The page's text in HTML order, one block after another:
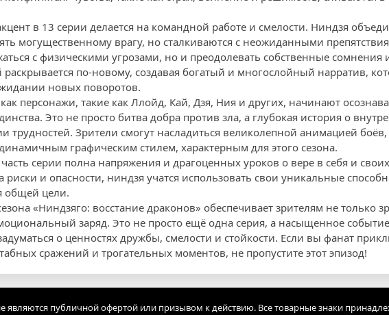
в 13 серии делается на командной работе и смелости. Ниндзя
могущественному врагу, но сталкиваются с неожиданными
с физическими угрозами, но и преодолевать собственные сомнения
раскрывается по-новому, создавая богатый и многослойный нарратив,
новых поворотов.
персонажи, такие как Ллойд, Кай, Дзя, Ния и других, начинают
Это не просто битва добра против зла, а глубокая история о
трудностей. Зрители смогут насладиться великолепной анимацией
графическим стилем, характерным для этого сезона.
серии полна напряжения и драгоценных уроков о вере в себя и
риски и опасности, ниндзя учатся использовать свои уникальные
общей цели.
«Ниндзяго: восстание драконов» обеспечивает зрителям не только
заряд. Это не просто ещё одна серия, а насыщенное
о ценностях дружбы, смелости и стойкости. Если вы фанат
сражений и трогательных моментов, не пропустите этот эпизод!
являются публичной офертой или призывом к действию. Все товарные знаки